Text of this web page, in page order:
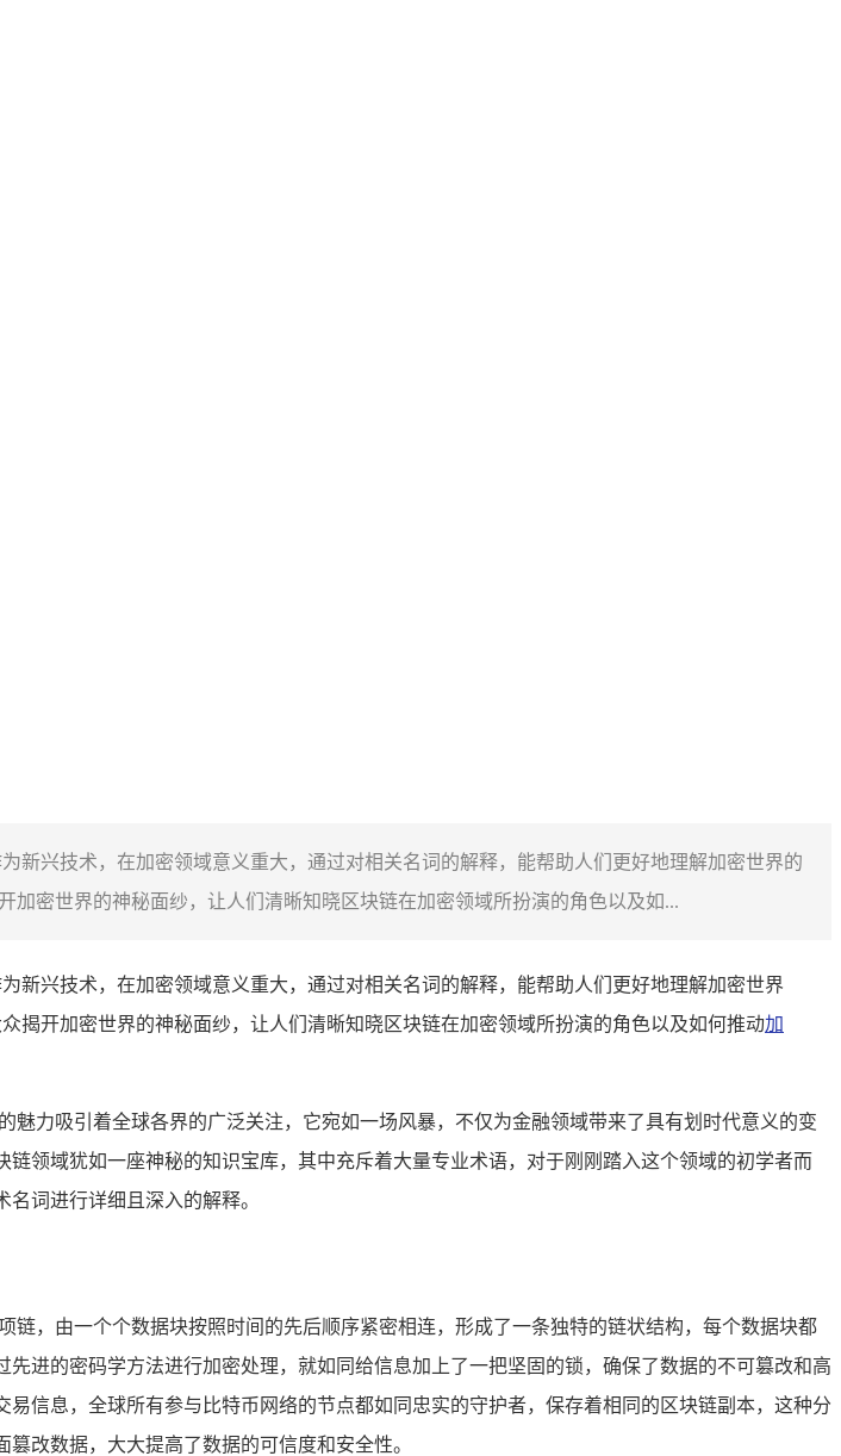
新兴技术，在加密领域意义重大，通过对相关名词的解释，能帮助人们更好地理解加密世界的
密世界的神秘面纱，让人们清晰知晓区块链在加密领域所扮演的角色以及如...
新兴技术，在加密领域意义重大，通过对相关名词的解释，能帮助人们更好地理解加密世界
揭开加密世界的神秘面纱，让人们清晰知晓区块链在加密领域所扮演的角色以及如何推动加
力吸引着全球各界的广泛关注，它宛如一场风暴，不仅为金融领域带来了具有划时代意义的变
领域犹如一座神秘的知识宝库，其中充斥着大量专业术语，对于刚刚踏入这个领域的初学者而
词进行详细且深入的解释。
，由一个个数据块按照时间的先后顺序紧密相连，形成了一条独特的链状结构，每个数据块都
进的密码学方法进行加密处理，就如同给信息加上了一把坚固的锁，确保了数据的不可篡改和高
信息，全球所有参与比特币网络的节点都如同忠实的守护者，保存着相同的区块链副本，这种分
改数据，大大提高了数据的可信度和安全性。